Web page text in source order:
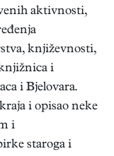
aktivnosti,
književnosti,
i
i Bjelovara.
i opisao neke
i
staroga i